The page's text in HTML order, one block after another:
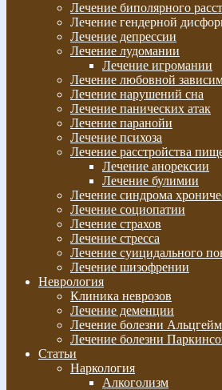
Лечение биполярного
Лечение гендерной
Лечение депрессии
Лечение лудомании
Лечение игромании
Лечение любовной
Лечение нарушений сна
Лечение панических атак
Лечение паранойи
Лечение психоза
Лечение расстройства
Лечение анорексии
Лечение булимии
Лечение синдрома
Лечение социопатии
Лечение страхов
Лечение стресса
Лечение суицидального
Лечение шизофрении
Неврология
Клиника неврозов
Лечение деменции
Лечение болезни
Лечение болезни
Статьи
Наркология
Алкоголизм